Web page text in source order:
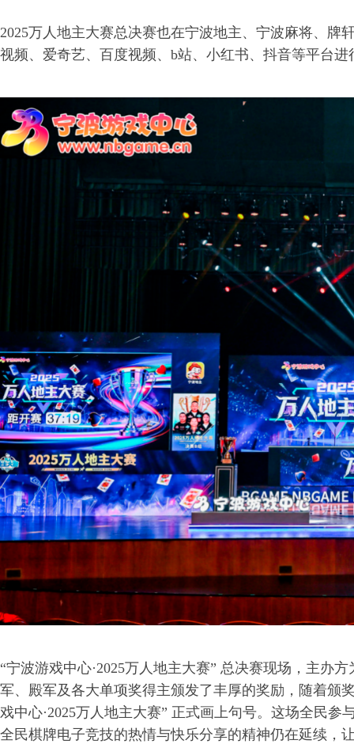
2025万人地主大赛总决赛也在宁波地主、宁波麻将、牌
视频、爱奇艺、百度视频、b站、小红书、抖音等平台进
“宁波游戏中心·2025万人地主大赛” 总决赛现场，主办
军、殿军及各大单项奖得主颁发了丰厚的奖励，随着颁
戏中心·2025万人地主大赛” 正式画上句号。这场全民参
全民棋牌电子竞技的热情与快乐分享的精神仍在延续，